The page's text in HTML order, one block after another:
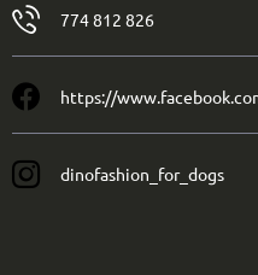
774 812 826
https://
dinofashion_for_dogs